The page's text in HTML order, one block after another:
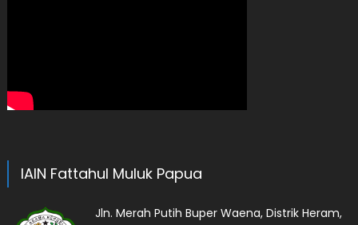
IAIN Fattahul Muluk Papua
Jln. Merah Putih Buper Waena, Distrik Heram,